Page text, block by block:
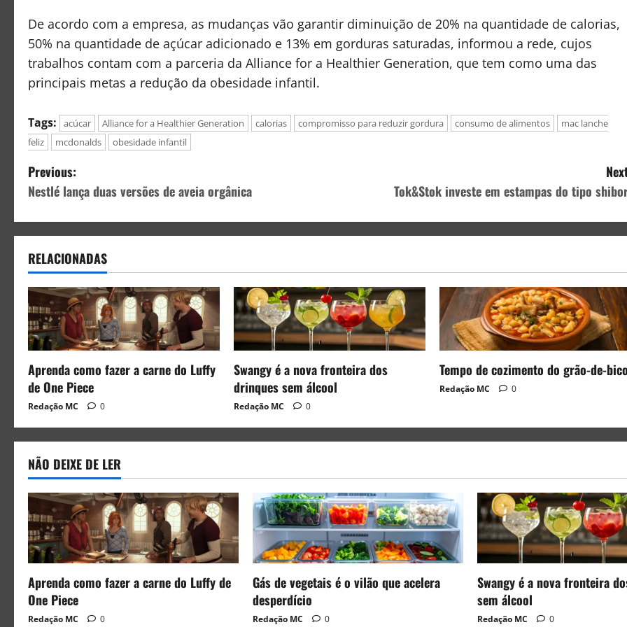
De acordo com a empresa, as mudanças vão garantir diminuição de 20% na quantidade de calorias,
50% na quantidade de açúcar adicionado e 13% em gorduras saturadas, informou a rede, cujos
trabalhos contam com a parceria da Alliance for a Healthier Generation, que tem como uma das
principais metas a redução da obesidade infantil.
Tags: acúcar Alliance for a Healthier Generation calorias compromisso para reduzir gordura consumo de alimentos
mac lanche
feliz
mcdonalds obesidade infantil
Previous:
Nestlé lança duas versões de aveia orgânica
Tok&Stok investe em estampas do tipo
RELACIONADAS
Aprenda como fazer a carne do Luffy
de One Piece
Redação MC 0
Swangy é a nova fronteira dos
drinques sem álcool
Redação MC 0
Tempo de cozimento do grão-de-
Redação MC 0
NÃO DEIXE DE LER
Aprenda como fazer a carne do Luffy de
One Piece
Redação MC 0
Gás de vegetais é o vilão que acelera
desperdício
Redação MC 0
Swangy é a nova fronteira
sem álcool
Redação MC 0